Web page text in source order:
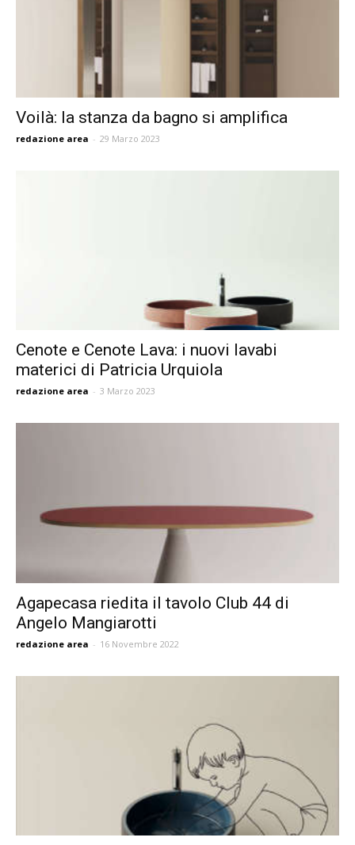
Voilà: la stanza da bagno si amplifica
redazione area - 29 Marzo 2023
Cenote e Cenote Lava: i nuovi lavabi
materici di Patricia Urquiola
redazione area - 3 Marzo 2023
Agapecasa riedita il tavolo Club 44 di
Angelo Mangiarotti
redazione area - 16 Novembre 2022